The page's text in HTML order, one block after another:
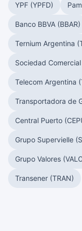
YPF (YPFD)
Banco BBVA (BBAR)
Ternium Argentina
Sociedad
Telecom Argentina
Transportadora de
Central Puerto
Grupo Supervielle
Grupo Valores
Transener (TRAN)